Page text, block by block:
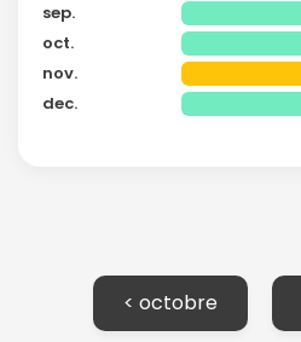
sep.
oct.
nov.
dec.
< octobre